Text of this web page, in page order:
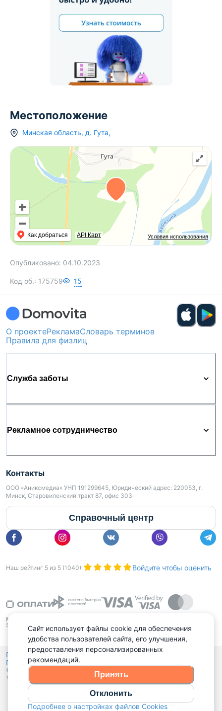
Местоположение
Минская область, д. Гута,
Условия использования
Как добраться API Карт
Опубликовано: 04.10.2023
Код об.: 175759 15
О проектеРекламаСловарь терминов
Правила для физлиц
Служба заботы
Рекламное сотрудничество
Контакты
ООО «Аниксмедиа» УНП 191299645, Юридический адрес: 220053, г.
Минск, Старовиленский тракт 87, офис 303
Справочный центр
Наш рейтинг 5 из 5 (1040): Войдите чтобы оценить
Политика конфиденциальности,
Политика обработки файлов куки
© 2015 - 2026, Domovita.by. Копирование материалов допускается
только при наличии активной ссылки.
Сайт использует файлы cookie для обеспечения
удобства пользователей сайта, его улучшения,
предоставления персонализированных
рекомендаций.
Принять
Отклонить
Подробнее о настройках файлов Cookies